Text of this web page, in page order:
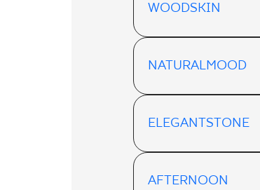
WOODSKIN
NATURALMOOD
ELEGANTSTONE
AFTERNOON